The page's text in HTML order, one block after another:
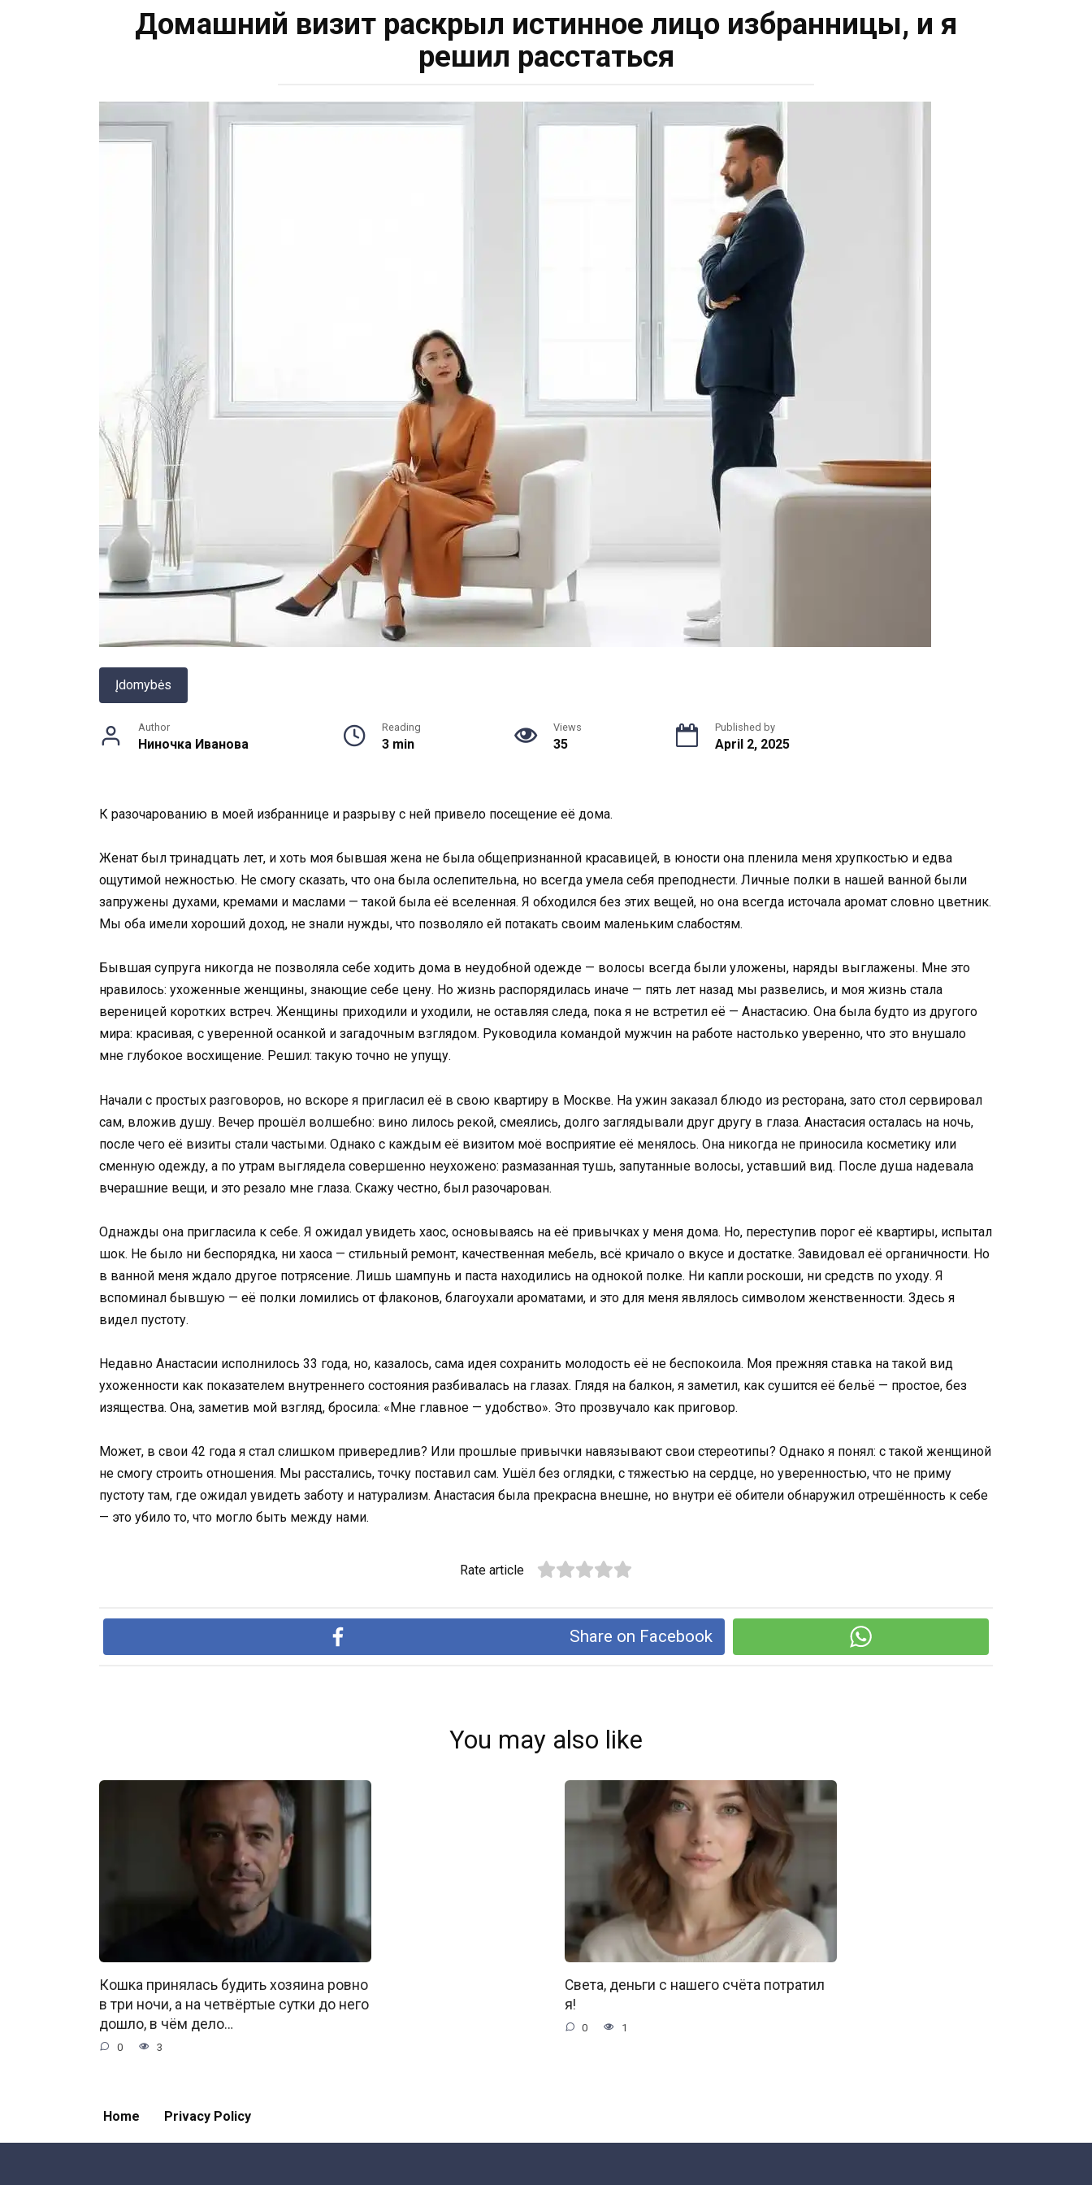
Домашний визит раскрыл истинное лицо избранницы, и я
решил расстаться
Įdomybės
Author
Ниночка Иванова
Reading
3 min
Views
35
Published by
April 2, 2025
К разочарованию в моей избраннице и разрыву с ней привело посещение её дома.
Женат был тринадцать лет, и хоть моя бывшая жена не была общепризнанной красавицей, в юности она пленила меня хрупкостью и едва
ощутимой нежностью. Не смогу сказать, что она была ослепительна, но всегда умела себя преподнести. Личные полки в нашей ванной были
запружены духами, кремами и маслами — такой была её вселенная. Я обходился без этих вещей, но она всегда источала аромат словно цветник.
Мы оба имели хороший доход, не знали нужды, что позволяло ей потакать своим маленьким слабостям.
Бывшая супруга никогда не позволяла себе ходить дома в неудобной одежде — волосы всегда были уложены, наряды выглажены. Мне это
нравилось: ухоженные женщины, знающие себе цену. Но жизнь распорядилась иначе — пять лет назад мы развелись, и моя жизнь стала
вереницей коротких встреч. Женщины приходили и уходили, не оставляя следа, пока я не встретил её — Анастасию. Она была будто из другого
мира: красивая, с уверенной осанкой и загадочным взглядом. Руководила командой мужчин на работе настолько уверенно, что это внушало
мне глубокое восхищение. Решил: такую точно не упущу.
Начали с простых разговоров, но вскоре я пригласил её в свою квартиру в Москве. На ужин заказал блюдо из ресторана, зато стол сервировал
сам, вложив душу. Вечер прошёл волшебно: вино лилось рекой, смеялись, долго заглядывали друг другу в глаза. Анастасия осталась на ночь,
после чего её визиты стали частыми. Однако с каждым её визитом моё восприятие её менялось. Она никогда не приносила косметику или
сменную одежду, а по утрам выглядела совершенно неухожено: размазанная тушь, запутанные волосы, уставший вид. После душа надевала
вчерашние вещи, и это резало мне глаза. Скажу честно, был разочарован.
Однажды она пригласила к себе. Я ожидал увидеть хаос, основываясь на её привычках у меня дома. Но, переступив порог её квартиры, испытал
шок. Не было ни беспорядка, ни хаоса — стильный ремонт, качественная мебель, всё кричало о вкусе и достатке. Завидовал её органичности. Но
в ванной меня ждало другое потрясение. Лишь шампунь и паста находились на однокой полке. Ни капли роскоши, ни средств по уходу. Я
вспоминал бывшую — её полки ломились от флаконов, благоухали ароматами, и это для меня являлось символом женственности. Здесь я
видел пустоту.
Недавно Анастасии исполнилось 33 года, но, казалось, сама идея сохранить молодость её не беспокоила. Моя прежняя ставка на такой вид
ухоженности как показателем внутреннего состояния разбивалась на глазах. Глядя на балкон, я заметил, как сушится её бельё — простое, без
изящества. Она, заметив мой взгляд, бросила: «Мне главное — удобство». Это прозвучало как приговор.
Может, в свои 42 года я стал слишком привередлив? Или прошлые привычки навязывают свои стереотипы? Однако я понял: с такой женщиной
не смогу строить отношения. Мы расстались, точку поставил сам. Ушёл без оглядки, с тяжестью на сердце, но уверенностью, что не приму
пустоту там, где ожидал увидеть заботу и натурализм. Анастасия была прекрасна внешне, но внутри её обители обнаружил отрешённость к себе
— это убило то, что могло быть между нами.
Rate article
Share on Facebook
You may also like
Кошка принялась будить хозяина ровно
в три ночи, а на четвёртые сутки до него
дошло, в чём дело…
0 3
Света, деньги с нашего счёта потратил
я!
0 1
Home Privacy Policy